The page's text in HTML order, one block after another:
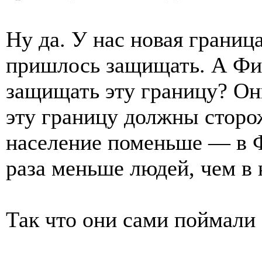
Ну да. У нас новая
пришлось защищать. А
защищать эту границу?
эту границу должны
население поменьше — в
раза меньше людей, чем
Так что они сами поймали